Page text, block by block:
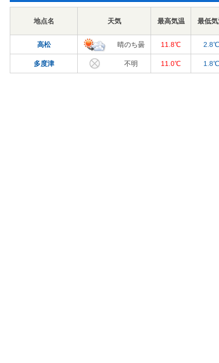
地点名 天気 最高気温 最低
高松 晴のち曇 11.8℃ 2.8℃
多度津 不明 11.0℃ 1.8℃